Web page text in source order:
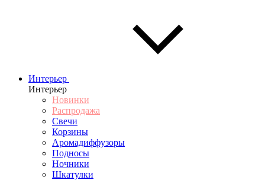
Интерьер
Интерьер
Новинки
Распродажа
Свечи
Корзины
Аромадиффузоры
Подносы
Ночники
Шкатулки